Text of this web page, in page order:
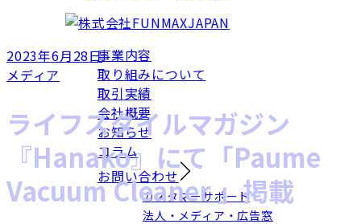
事業内容
取り組みについて
取引実績
会社概要
お知らせ
コラム
お問い合わせ
カスタマーサポート
法人・メディア・広告窓
2023年6月28日
メディア
ライフスタイルマガジン
『Hanako』にて「Paume
Vacuum Cleaner 」掲載